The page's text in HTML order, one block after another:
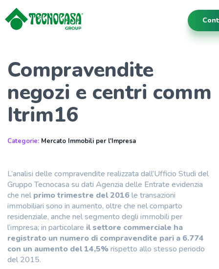
Compravendite
negozi e centri comm
Itrim16
Categorie: Mercato Immobili per l'Impresa
L’analisi delle compravendite realizzata dall’Ufficio Studi del
Gruppo Tecnocasa su dati Agenzia delle Entrate evidenzia
che nel primo trimestre del 2016le transazioni
immobiliari sono in aumento, oltre che nel comparto
residenziale, anche nel segmento degli immobili per
l’impresa; in particolare il settore commerciale ha
registrato un numero di compravendite pari a 6.774
con un aumento del 14,5%rispetto allo stesso periodo
del 2015.